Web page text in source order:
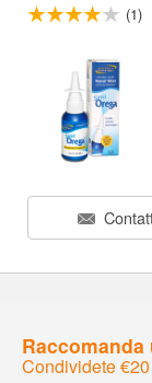
(1)
Condividete